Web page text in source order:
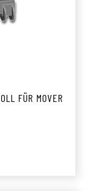
FÜR MOVER